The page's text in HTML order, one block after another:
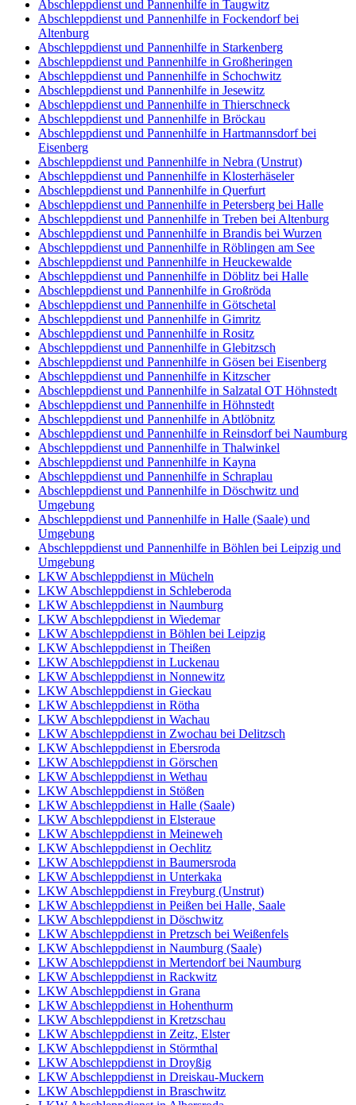
Abschleppdienst und Pannenhilfe in Taugwitz
Abschleppdienst und Pannenhilfe in Fockendorf bei
Altenburg
Abschleppdienst und Pannenhilfe in Starkenberg
Abschleppdienst und Pannenhilfe in Großheringen
Abschleppdienst und Pannenhilfe in Schochwitz
Abschleppdienst und Pannenhilfe in Jesewitz
Abschleppdienst und Pannenhilfe in Thierschneck
Abschleppdienst und Pannenhilfe in Bröckau
Abschleppdienst und Pannenhilfe in Hartmannsdorf bei
Eisenberg
Abschleppdienst und Pannenhilfe in Nebra (Unstrut)
Abschleppdienst und Pannenhilfe in Klosterhäseler
Abschleppdienst und Pannenhilfe in Querfurt
Abschleppdienst und Pannenhilfe in Petersberg bei Halle
Abschleppdienst und Pannenhilfe in Treben bei Altenburg
Abschleppdienst und Pannenhilfe in Brandis bei Wurzen
Abschleppdienst und Pannenhilfe in Röblingen am See
Abschleppdienst und Pannenhilfe in Heuckewalde
Abschleppdienst und Pannenhilfe in Döblitz bei Halle
Abschleppdienst und Pannenhilfe in Großröda
Abschleppdienst und Pannenhilfe in Götschetal
Abschleppdienst und Pannenhilfe in Gimritz
Abschleppdienst und Pannenhilfe in Rositz
Abschleppdienst und Pannenhilfe in Glebitzsch
Abschleppdienst und Pannenhilfe in Gösen bei Eisenberg
Abschleppdienst und Pannenhilfe in Kitzscher
Abschleppdienst und Pannenhilfe in Salzatal OT Höhnstedt
Abschleppdienst und Pannenhilfe in Höhnstedt
Abschleppdienst und Pannenhilfe in Abtlöbnitz
Abschleppdienst und Pannenhilfe in Reinsdorf bei Naumburg
Abschleppdienst und Pannenhilfe in Thalwinkel
Abschleppdienst und Pannenhilfe in Kayna
Abschleppdienst und Pannenhilfe in Schraplau
Abschleppdienst und Pannenhilfe in Döschwitz und
Umgebung
Abschleppdienst und Pannenhilfe in Halle (Saale) und
Umgebung
Abschleppdienst und Pannenhilfe in Böhlen bei Leipzig und
Umgebung
LKW Abschleppdienst in Mücheln
LKW Abschleppdienst in Schleberoda
LKW Abschleppdienst in Naumburg
LKW Abschleppdienst in Wiedemar
LKW Abschleppdienst in Böhlen bei Leipzig
LKW Abschleppdienst in Theißen
LKW Abschleppdienst in Luckenau
LKW Abschleppdienst in Nonnewitz
LKW Abschleppdienst in Gieckau
LKW Abschleppdienst in Rötha
LKW Abschleppdienst in Wachau
LKW Abschleppdienst in Zwochau bei Delitzsch
LKW Abschleppdienst in Ebersroda
LKW Abschleppdienst in Görschen
LKW Abschleppdienst in Wethau
LKW Abschleppdienst in Stößen
LKW Abschleppdienst in Halle (Saale)
LKW Abschleppdienst in Elsteraue
LKW Abschleppdienst in Meineweh
LKW Abschleppdienst in Oechlitz
LKW Abschleppdienst in Baumersroda
LKW Abschleppdienst in Unterkaka
LKW Abschleppdienst in Freyburg (Unstrut)
LKW Abschleppdienst in Peißen bei Halle, Saale
LKW Abschleppdienst in Döschwitz
LKW Abschleppdienst in Pretzsch bei Weißenfels
LKW Abschleppdienst in Naumburg (Saale)
LKW Abschleppdienst in Mertendorf bei Naumburg
LKW Abschleppdienst in Rackwitz
LKW Abschleppdienst in Grana
LKW Abschleppdienst in Hohenthurm
LKW Abschleppdienst in Kretzschau
LKW Abschleppdienst in Zeitz, Elster
LKW Abschleppdienst in Störmthal
LKW Abschleppdienst in Droyßig
LKW Abschleppdienst in Dreiskau-Muckern
LKW Abschleppdienst in Braschwitz